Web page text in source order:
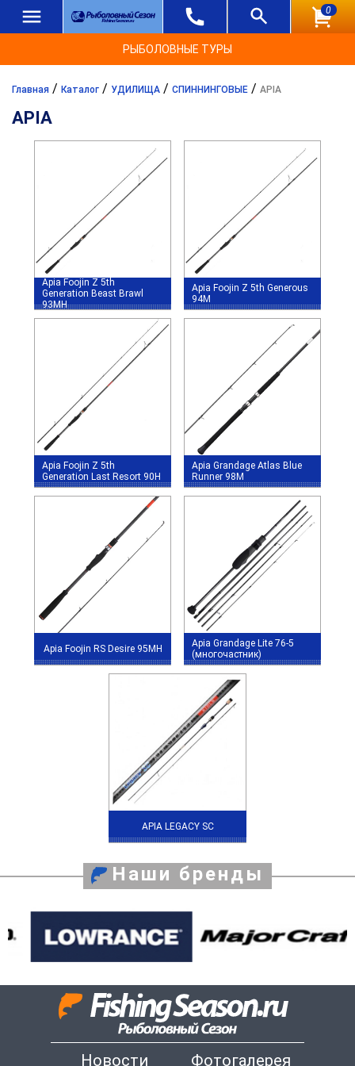
0
РЫБОЛОВНЫЕ ТУРЫ
Главная / Каталог / УДИЛИЩА / СПИННИНГОВЫЕ / APIA
APIA
Apia Foojin Z 5th
Generation Beast Brawl
93MH
Apia Foojin Z 5th Generous
94M
Apia Foojin Z 5th
Generation Last Resort 90H
Apia Grandage Atlas Blue
Runner 98M
Apia Foojin RS Desire 95MH
Apia Grandage Lite 76-5
(многочастник)
APIA LEGACY SC
Наши бренды
Новости Фотогалерея